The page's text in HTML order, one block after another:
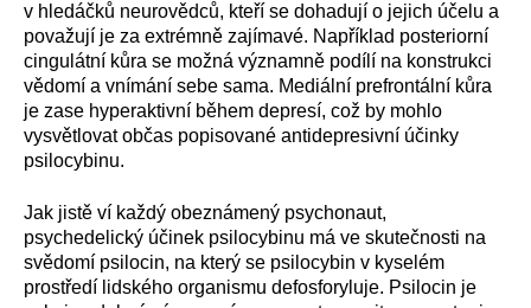
v hledáčků neurovědců, kteří se dohadují o jejich účelu a
považují je za extrémně zajímavé. Například posteriorní
cingulátní kůra se možná významně podílí na konstrukci
vědomí a vnímání sebe sama. Mediální prefrontální kůra
je zase hyperaktivní během depresí, což by mohlo
vysvětlovat občas popisované antidepresivní účinky
psilocybinu.
Jak jistě ví každý obeznámený psychonaut,
psychedelický účinek psilocybinu má ve skutečnosti na
svědomí psilocin, na který se psilocybin v kyselém
prostředí lidského organismu defosforyluje. Psilocin je